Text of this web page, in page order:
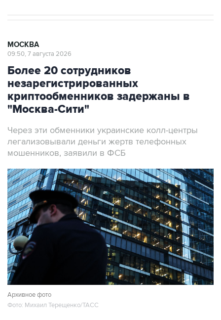
Более 20 сотрудников
незарегистрированных
криптообменников задержаны в
"Москва-Сити"
Через эти обменники украинские колл-центры
мошенников, заявили в ФСБ
Архивное фото
Фото: Михаил Терещенко/ТАСС
Москва. 7 августа. INTERFAX.RU - ФСБ